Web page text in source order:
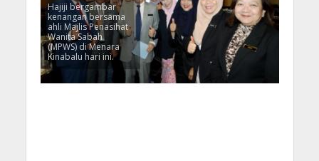
Hajiji bergambar
kenangan bersama
ahli Majlis Penasihat
Wanita Sabah
(MPWS) di Menara
Kinabalu hari ini.